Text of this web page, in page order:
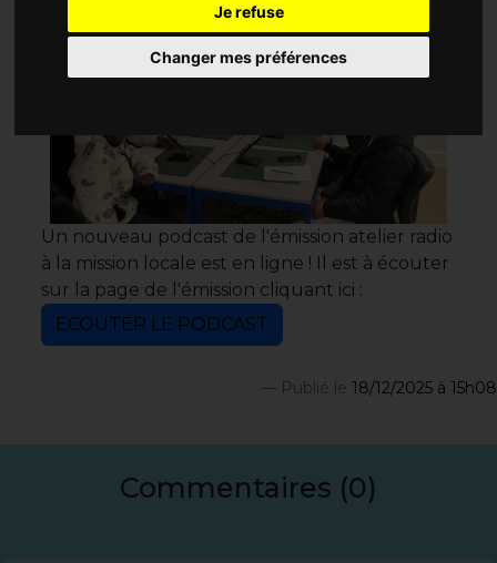
Je refuse
Changer mes préférences
Un nouveau podcast de l'émission atelier radio
à la mission locale est en ligne ! Il est à écouter
sur la page de l'émission cliquant ici :
ECOUTER LE PODCAST
Publié le 18/12/2025 à 15h08
Commentaires (0)